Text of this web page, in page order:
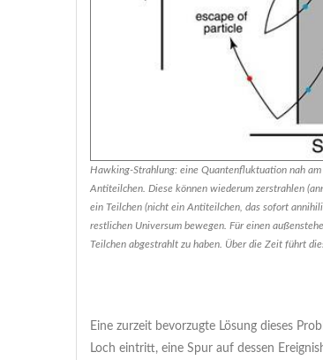
Hawking-Strahlung: eine Quantenfluktuation nah
Antiteilchen. Diese können wiederum zerstrahlen
ein Teilchen (nicht ein Antiteilchen, das sofort
restlichen Universum bewegen. Für einen
Teilchen abgestrahlt zu haben. Über die Zeit führt
Eine zurzeit bevorzugte Lösung dieses
Loch eintritt, eine Spur auf dessen